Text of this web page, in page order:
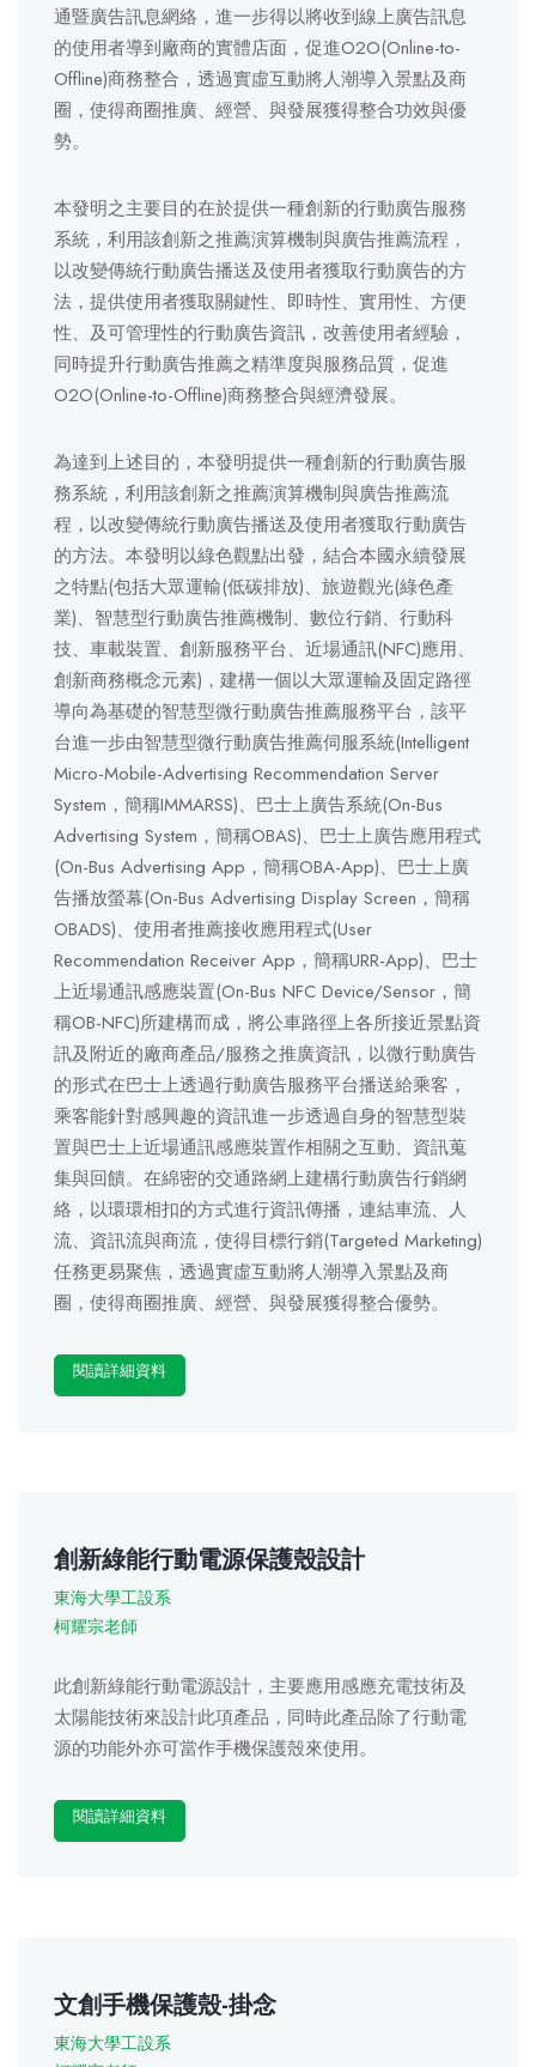
通暨廣告訊息網絡，進一步得以將收到線上廣告訊息
的使用者導到廠商的實體店面，促進O2O(Online-to-
Offline)商務整合，透過實虛互動將人潮導入景點及商
圈，使得商圈推廣、經營、與發展獲得整合功效與優
勢。
本發明之主要目的在於提供一種創新的行動廣告服務
系統，利用該創新之推薦演算機制與廣告推薦流程，
以改變傳統行動廣告播送及使用者獲取行動廣告的方
法，提供使用者獲取關鍵性、即時性、實用性、方便
性、及可管理性的行動廣告資訊，改善使用者經驗，
同時提升行動廣告推薦之精準度與服務品質，促進
O2O(Online-to-Offline)商務整合與經濟發展。
為達到上述目的，本發明提供一種創新的行動廣告服
務系統，利用該創新之推薦演算機制與廣告推薦流
程，以改變傳統行動廣告播送及使用者獲取行動廣告
的方法。本發明以綠色觀點出發，結合本國永續發展
之特點(包括大眾運輸(低碳排放)、旅遊觀光(綠色產
業)、智慧型行動廣告推薦機制、數位行銷、行動科
技、車載裝置、創新服務平台、近場通訊(NFC)應用、
創新商務概念元素)，建構一個以大眾運輸及固定路徑
導向為基礎的智慧型微行動廣告推薦服務平台，該平
台進一步由智慧型微行動廣告推薦伺服系統(Intelligent
Micro-Mobile-Advertising Recommendation Server
System，簡稱IMMARSS)、巴士上廣告系統(On-Bus
Advertising System，簡稱OBAS)、巴士上廣告應用程式
(On-Bus Advertising App，簡稱OBA-App)、巴士上廣
告播放螢幕(On-Bus Advertising Display Screen，簡稱
OBADS)、使用者推薦接收應用程式(User
Recommendation Receiver App，簡稱URR-App)、巴士
上近場通訊感應裝置(On-Bus NFC Device/Sensor，簡
稱OB-NFC)所建構而成，將公車路徑上各所接近景點資
訊及附近的廠商產品/服務之推廣資訊，以微行動廣告
的形式在巴士上透過行動廣告服務平台播送給乘客，
乘客能針對感興趣的資訊進一步透過自身的智慧型裝
置與巴士上近場通訊感應裝置作相關之互動、資訊蒐
集與回饋。在綿密的交通路網上建構行動廣告行銷網
絡，以環環相扣的方式進行資訊傳播，連結車流、人
流、資訊流與商流，使得目標行銷(Targeted Marketing)
任務更易聚焦，透過實虛互動將人潮導入景點及商
圈，使得商圈推廣、經營、與發展獲得整合優勢。
閱讀詳細資料
創新綠能行動電源保護殼設計
東海大學工設系
柯耀宗老師
此創新綠能行動電源設計，主要應用感應充電技術及
太陽能技術來設計此項產品，同時此產品除了行動電
源的功能外亦可當作手機保護殼來使用。
閱讀詳細資料
文創手機保護殼-掛念
東海大學工設系